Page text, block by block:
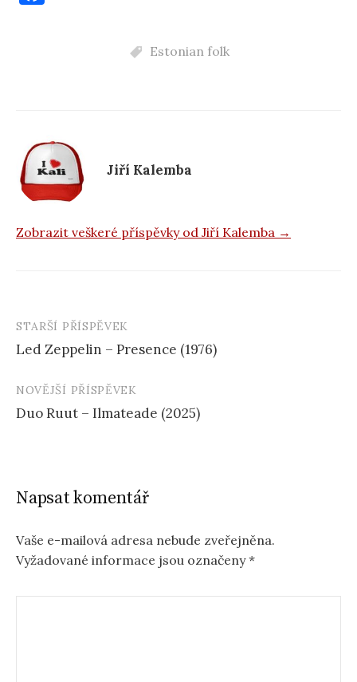
o
k
Estonian folk
Jiří Kalemba
Zobrazit veškeré příspěvky od Jiří Kalemba →
Navigace
příspěvku
STARŠÍ PŘÍSPĚVEK
Led Zeppelin – Presence (1976)
NOVĚJŠÍ PŘÍSPĚVEK
Duo Ruut – Ilmateade (2025)
Napsat komentář
Vaše e-mailová adresa nebude zveřejněna.
Vyžadované informace jsou označeny*